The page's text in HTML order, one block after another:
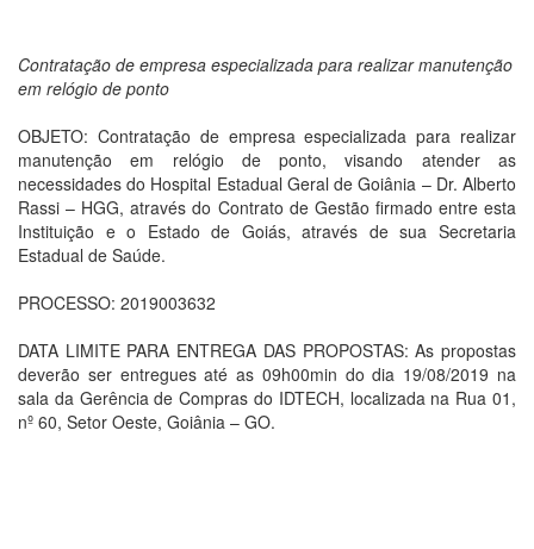
Contratação de empresa especializada para realizar manutenção
em relógio de ponto
OBJETO: Contratação de empresa especializada para realizar
manutenção em relógio de ponto, visando atender as
necessidades do Hospital Estadual Geral de Goiânia – Dr. Alberto
Rassi – HGG, através do Contrato de Gestão firmado entre esta
Instituição e o Estado de Goiás, através de sua Secretaria
Estadual de Saúde.
PROCESSO: 2019003632
DATA LIMITE PARA ENTREGA DAS PROPOSTAS: As propostas
deverão ser entregues até as 09h00min do dia 19/08/2019 na
sala da Gerência de Compras do IDTECH, localizada na Rua 01,
nº 60, Setor Oeste, Goiânia – GO.